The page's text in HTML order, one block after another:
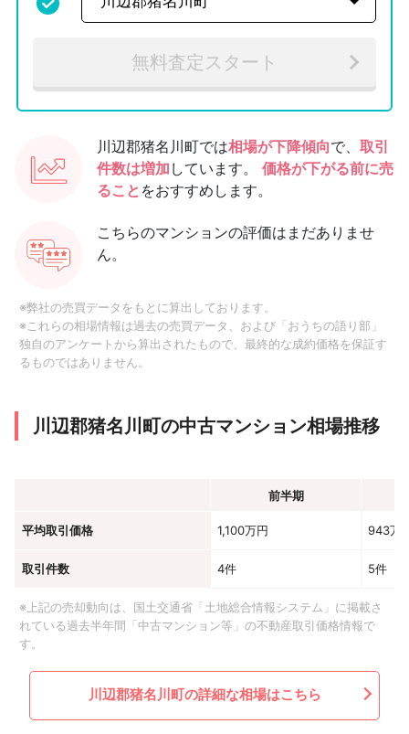
無料査定スタート
川辺郡猪名川町では相場が下降傾向で、 取引
件数は増加 しています。
価格が下がる前に売
ること をおすすめします。
こちらのマンションの評価はまだありませ
ん。
※弊社の売買データをもとに算出しております。
※これらの相場情報は過去の売買データ、および「おうちの語り部」
独自のアンケートから算出されたもので、最終的な成約価格を保証す
るものではありません。
川辺郡猪名川町の中古マンション相場推移
前半期
平均取引価格 1,100万円 943万
取引件数 4件 5件
※上記の売却動向は、国土交通省「土地総合情報システム」に掲載さ
れている過去半年間「中古マンション等」の不動産取引価格情報で
す。
川辺郡猪名川町の詳細な相場はこちら